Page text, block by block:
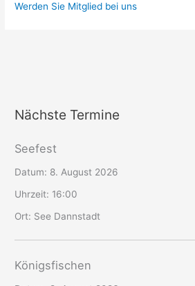
Werden Sie Mitglied bei uns
Nächste Termine
Seefest
Datum: 8. August 2026
Uhrzeit: 16:00
Ort: See Dannstadt
Königsfischen